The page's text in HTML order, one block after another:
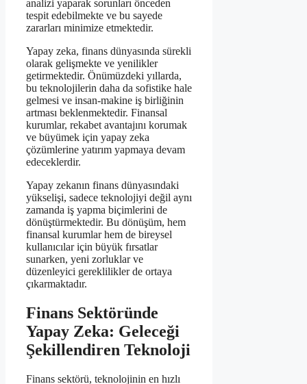
analizi yaparak sorunları önceden
tespit edebilmekte ve bu sayede
zararları minimize etmektedir.
Yapay zeka, finans dünyasında sürekli
olarak gelişmekte ve yenilikler
getirmektedir. Önümüzdeki yıllarda,
bu teknolojilerin daha da sofistike hale
gelmesi ve insan-makine iş birliğinin
artması beklenmektedir. Finansal
kurumlar, rekabet avantajını korumak
ve büyümek için yapay zeka
çözümlerine yatırım yapmaya devam
edeceklerdir.
Yapay zekanın finans dünyasındaki
yükselişi, sadece teknolojiyi değil aynı
zamanda iş yapma biçimlerini de
dönüştürmektedir. Bu dönüşüm, hem
finansal kurumlar hem de bireysel
kullanıcılar için büyük fırsatlar
sunarken, yeni zorluklar ve
düzenleyici gereklilikler de ortaya
çıkarmaktadır.
Finans Sektöründe
Yapay Zeka: Geleceği
Şekillendiren Teknoloji
Finans sektörü, teknolojinin en hızlı